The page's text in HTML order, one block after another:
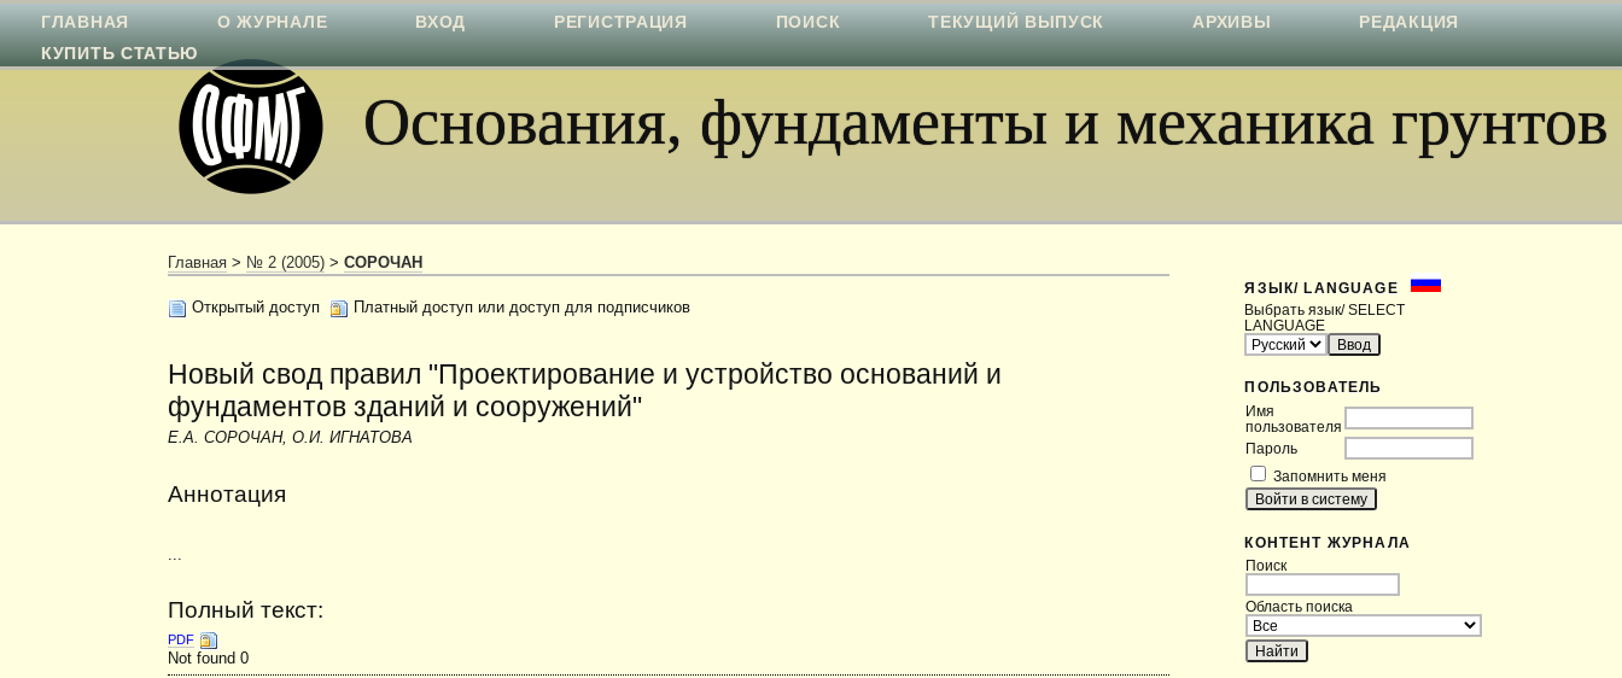
Основания, фундаменты и механика грунтов
ЯЗЫК/ LANGUAGE
Выбрать язык/ SELECT
LANGUAGE
ПОЛЬЗОВАТЕЛЬ
Имя
пользователя
Пароль
Запомнить меня
КОНТЕНТ ЖУРНАЛА
Поиск
Область поиска
ГЛАВНАЯ О ЖУРНАЛЕ ВХОД РЕГИСТРАЦИЯ ПОИСК ТЕКУЩИЙ ВЫПУСК АРХИВЫ
РЕДАКЦИЯ
КУПИТЬ СТАТЬЮ
Главная > № 2 (2005) >СОРОЧАН
Открытый доступ Платный доступ или доступ для подписчиков
Новый свод правил "Проектирование и устройство оснований и
фундаментов зданий и сооружений"
Е.А. СОРОЧАН, О.И. ИГНАТОВА
Аннотация
...
Полный текст:
PDF
Not found 0